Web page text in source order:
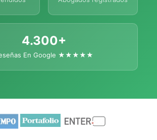
4.300+
En Google ★★★★★